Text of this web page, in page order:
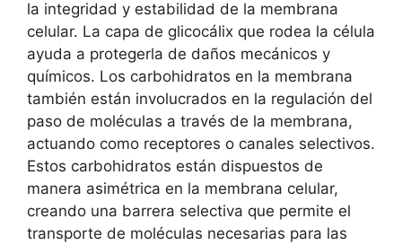
la integridad y estabilidad de la membrana​
celular. La ⁢capa de ​glicocálix ⁤que‍ rodea la⁢ célula
ayuda a protegerla de ⁣daños​ mecánicos ‌y
químicos. ⁤Los carbohidratos en⁢ la membrana
⁣también están involucrados en la regulación ​del
paso​ de ⁢moléculas a través⁢ de la membrana,
⁤actuando como ‌receptores o canales selectivos.
Estos carbohidratos ⁢están​ dispuestos de
manera asimétrica en la membrana celular,
creando una barrera ⁤selectiva que permite‌ el
transporte‍ de moléculas necesarias para las